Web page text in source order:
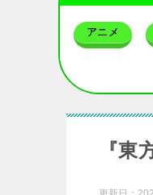
アニメ
『